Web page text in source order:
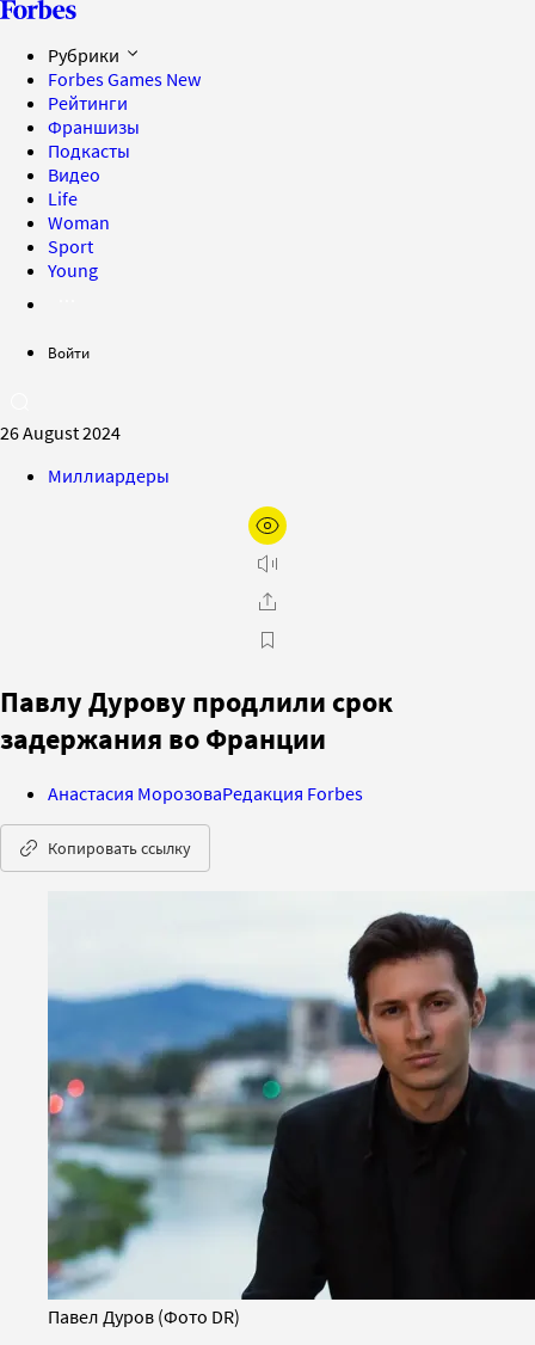
Рубрики
Forbes Games New
Рейтинги
Франшизы
Подкасты
Видео
Life
Woman
Sport
Young
Войти
26 August 2024
Миллиардеры
Павлу Дурову продлили срок
задержания во Франции
Анастасия МорозоваРедакция Forbes
Копировать ссылку
Павел Дуров (Фото DR)